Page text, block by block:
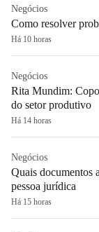
Negócios
Como resolver
Há 10 horas
Negócios
Rita Mundim:
do setor produtivo
Há 14 horas
Negócios
Quais documentos
pessoa jurídica
Há 15 horas